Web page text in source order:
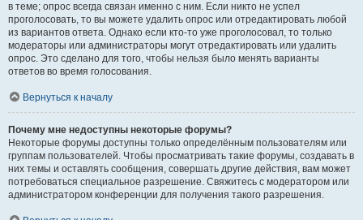
в теме; опрос всегда связан именно с ним. Если никто не успел
проголосовать, то вы можете удалить опрос или отредактировать любой
из вариантов ответа. Однако если кто-то уже проголосовал, то только
модераторы или администраторы могут отредактировать или удалить
опрос. Это сделано для того, чтобы нельзя было менять варианты
ответов во время голосования.
Вернуться к началу
Почему мне недоступны некоторые форумы?
Некоторые форумы доступны только определённым пользователям или
группам пользователей. Чтобы просматривать такие форумы, создавать в
них темы и оставлять сообщения, совершать другие действия, вам может
потребоваться специальное разрешение. Свяжитесь с модератором или
администратором конференции для получения такого разрешения.